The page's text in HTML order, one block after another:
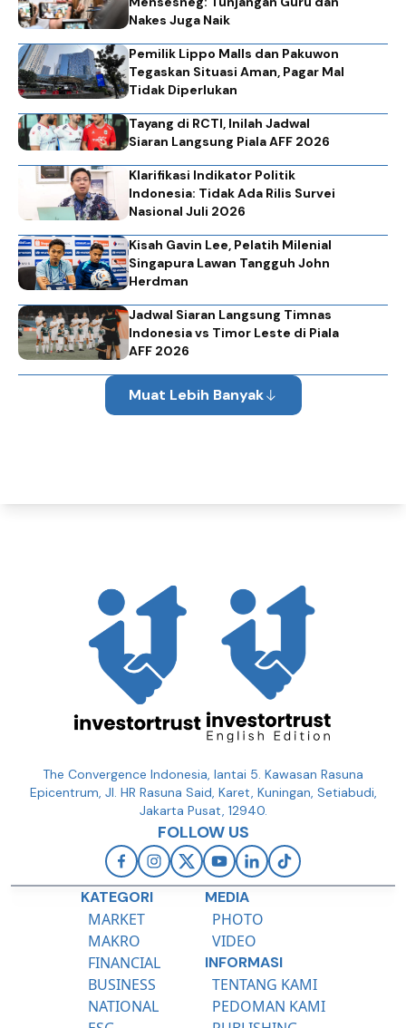
Nakes Juga Naik
Pemilik Lippo Malls dan Pakuwon
Tegaskan Situasi Aman, Pagar Mal
Tidak Diperlukan
Tayang di RCTI, Inilah Jadwal
Siaran Langsung Piala AFF 2026
Klarifikasi Indikator Politik
Indonesia: Tidak Ada Rilis Survei
Nasional Juli 2026
Kisah Gavin Lee, Pelatih Milenial
Singapura Lawan Tangguh John
Herdman
Jadwal Siaran Langsung Timnas
Indonesia vs Timor Leste di Piala
AFF 2026
Muat Lebih Banyak
The Convergence Indonesia, lantai 5. Kawasan Rasuna
Epicentrum, Jl. HR Rasuna Said, Karet, Kuningan, Setiabudi,
Jakarta Pusat, 12940.
FOLLOW US
KATEGORI
MARKET
MAKRO
FINANCIAL
BUSINESS
NATIONAL
MEDIA
PHOTO
VIDEO
INFORMASI
TENTANG KAMI
PEDOMAN KAMI